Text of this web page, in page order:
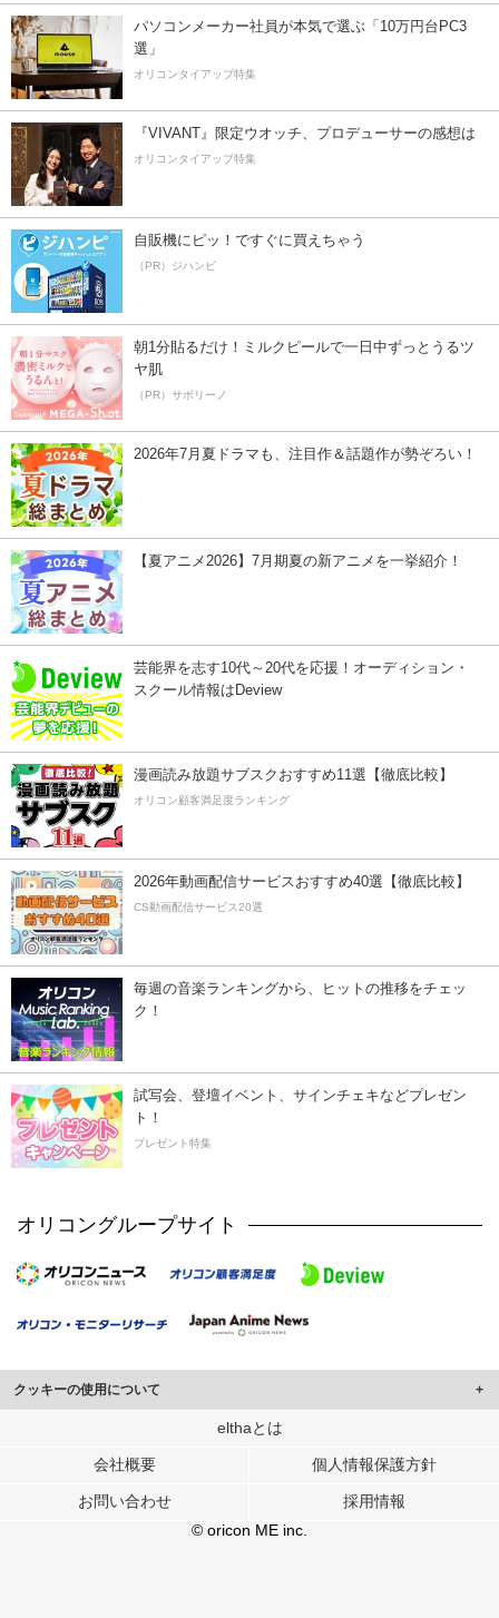
パソコンメーカー社員が本気で選ぶ「10万円台PC3
選」
オリコンタイアップ特集
『VIVANT』限定ウオッチ、プロデューサーの感想は
オリコンタイアップ特集
自販機にピッ！ですぐに買えちゃう
（PR）ジハンピ
朝1分貼るだけ！ミルクピールで一日中ずっとうるツ
ヤ肌
（PR）サボリーノ
2026年7月夏ドラマも、注目作＆話題作が勢ぞろい！
【夏アニメ2026】7月期夏の新アニメを一挙紹介！
芸能界を志す10代～20代を応援！オーディション・
スクール情報はDeview
漫画読み放題サブスクおすすめ11選【徹底比較】
オリコン顧客満足度ランキング
2026年動画配信サービスおすすめ40選【徹底比較】
CS動画配信サービス20選
毎週の音楽ランキングから、ヒットの推移をチェッ
ク！
試写会、登壇イベント、サインチェキなどプレゼン
ト！
プレゼント特集
オリコングループサイト
クッキーの使用について
このサイトでは Cookie を使用して、ユーザーに合わせたコンテンツや広告の
行っています。
メディアや広告配信、データ解析の各パートナーに提供しています。
各パートナーは、この情報とユーザーが各パートナーに提供した他の情報や、
ユーザーが各パートナーのサービスを使用したときに収集した他の情報を組み
elthaとは
会社概要 個人情報保護方針
お問い合わせ
採用情報
© oricon ME inc.